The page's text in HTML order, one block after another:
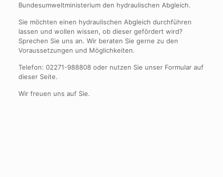
Bundesumweltministerium den hydraulischen Abgleich.
Sie möchten einen hydraulischen Abgleich durchführen
lassen und wollen wissen, ob dieser gefördert wird?
Sprechen Sie uns an. Wir beraten Sie gerne zu den
Voraussetzungen und Möglichkeiten.
Telefon: 02271-988808 oder nutzen Sie unser Formular auf
dieser Seite.
Wir freuen uns auf Sie.